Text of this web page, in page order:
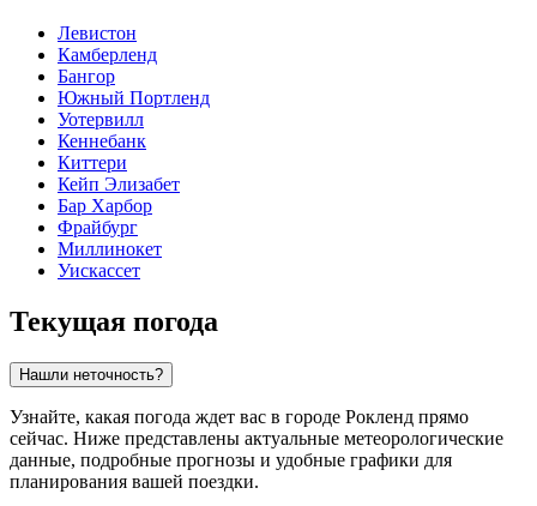
Левистон
Камберленд
Бангор
Южный Портленд
Уотервилл
Кеннебанк
Киттери
Кейп Элизабет
Бар Харбор
Фрайбург
Миллинокет
Уискассет
Текущая погода
Нашли неточность?
Узнайте, какая погода ждет вас в городе Рокленд прямо
сейчас. Ниже представлены актуальные метеорологические
данные, подробные прогнозы и удобные графики для
планирования вашей поездки.